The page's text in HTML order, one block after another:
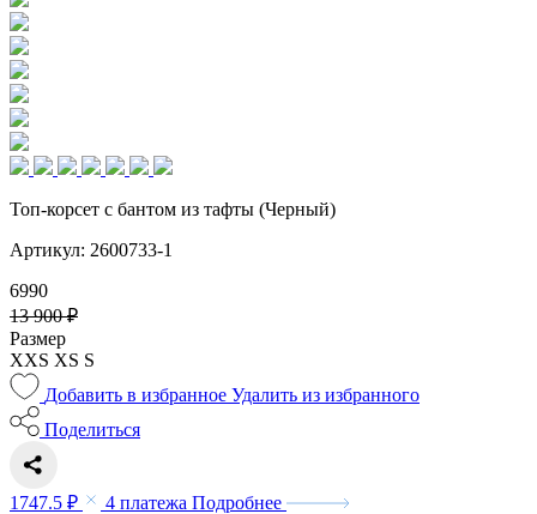
Топ-корсет с бантом из тафты (Черный)
Артикул: 2600733-1
6990
13 900 ₽
Размер
XXS XS S
Добавить в избранное Удалить из избранного
Поделиться
1747.5 ₽ 4 платежа Подробнее